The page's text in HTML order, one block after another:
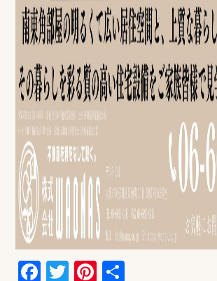
Facebook
TwitterPinterest